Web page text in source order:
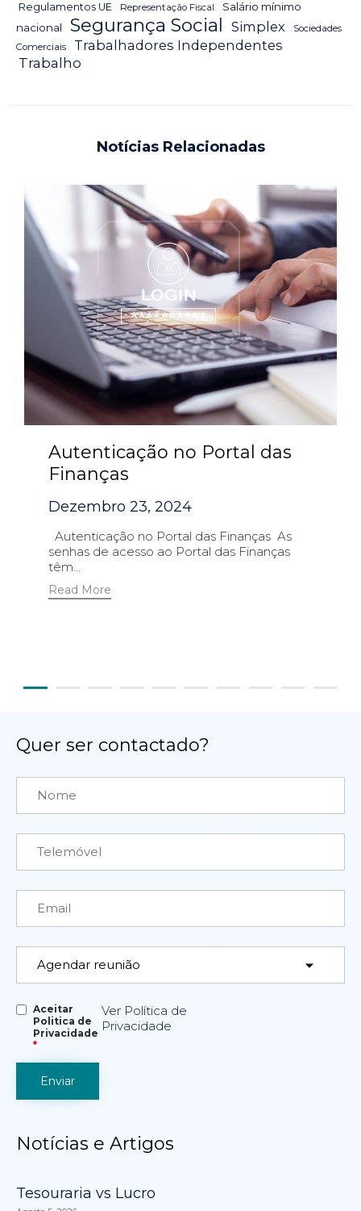
Regulamentos UE Representação Fiscal
Salário mínimo
nacional
Segurança Social Simplex
Sociedades
Comerciais
Trabalhadores Independentes
Trabalho
Notícias Relacionadas
Autenticação no Portal das
Finanças
Dezembro 23, 2024
Autenticação no Portal das Finanças As
senhas de acesso ao Portal das Finanças
têm...
Read More
Quer ser contactado?
Aceitar
Politica de
Privacidade
*
Ver Política de
Privacidade
Notícias e Artigos
Tesouraria vs Lucro